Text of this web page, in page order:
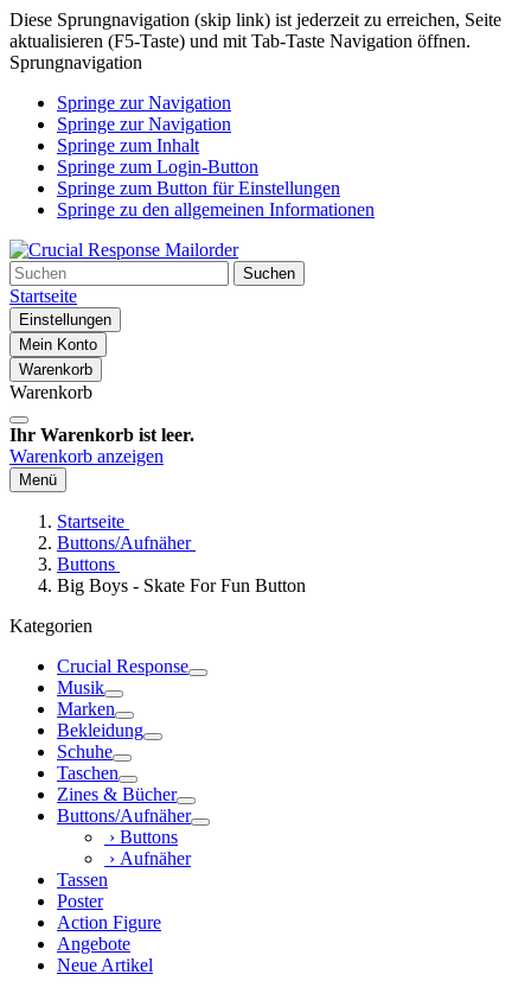
Diese Sprungnavigation (skip link) ist jederzeit zu erreichen, Seite
aktualisieren (F5-Taste) und mit Tab-Taste Navigation öffnen.
Sprungnavigation
Springe zur Navigation
Springe zur Navigation
Springe zum Inhalt
Springe zum Login-Button
Springe zum Button für Einstellungen
Springe zu den allgemeinen Informationen
Suchen
Startseite
Einstellungen
Mein Konto
Warenkorb
Warenkorb
Ihr Warenkorb ist leer.
Warenkorb anzeigen
Menü
Startseite
Buttons/Aufnäher
Buttons
Big Boys - Skate For Fun Button
Kategorien
Crucial Response
Musik
Marken
Bekleidung
Schuhe
Taschen
Zines & Bücher
Buttons/Aufnäher
› Buttons
› Aufnäher
Tassen
Poster
Action Figure
Angebote
Neue Artikel